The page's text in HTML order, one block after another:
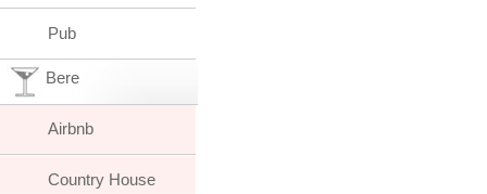
Pub
Bere
Airbnb
Country House